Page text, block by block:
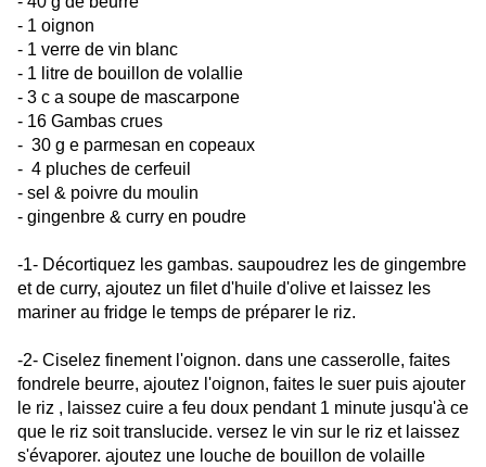
- 1 oignon
- 1 verre de vin blanc
- 1 litre de bouillon de volallie
- 3 c a soupe de mascarpone
- 16 Gambas crues
- 30 g e parmesan en copeaux
- 4 pluches de cerfeuil
- sel & poivre du moulin
- gingenbre & curry en poudre
-1- Décortiquez les gambas. saupoudrez les de gingembre
et de curry, ajoutez un filet d'huile d'olive et laissez les
mariner au fridge le temps de préparer le riz.
-2- Ciselez finement l'oignon. dans une casserolle, faites
fondrele beurre, ajoutez l'oignon, faites le suer puis ajouter
le riz , laissez cuire a feu doux pendant 1 minute jusqu'à ce
que le riz soit translucide. versez le vin sur le riz et laissez
s'évaporer. ajoutez une louche de bouillon de volaille